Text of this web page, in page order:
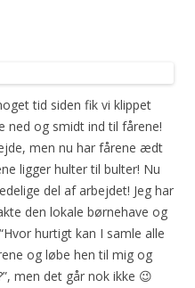
tid siden fik vi klippet
ned og smidt ind til fårene!
men nu har fårene ædt
ligger hulter til bulter! Nu
del af arbejdet! Jeg har
den lokale børnehave og
hurtigt kan I samle alle
og løbe hen til mig og
men det går nok ikke 😉